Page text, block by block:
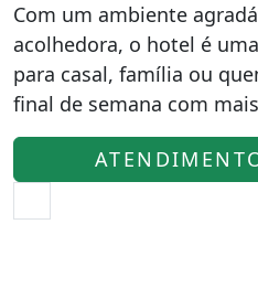
Com um ambiente
acolhedora, o hotel é
para casal, família ou
final de semana com